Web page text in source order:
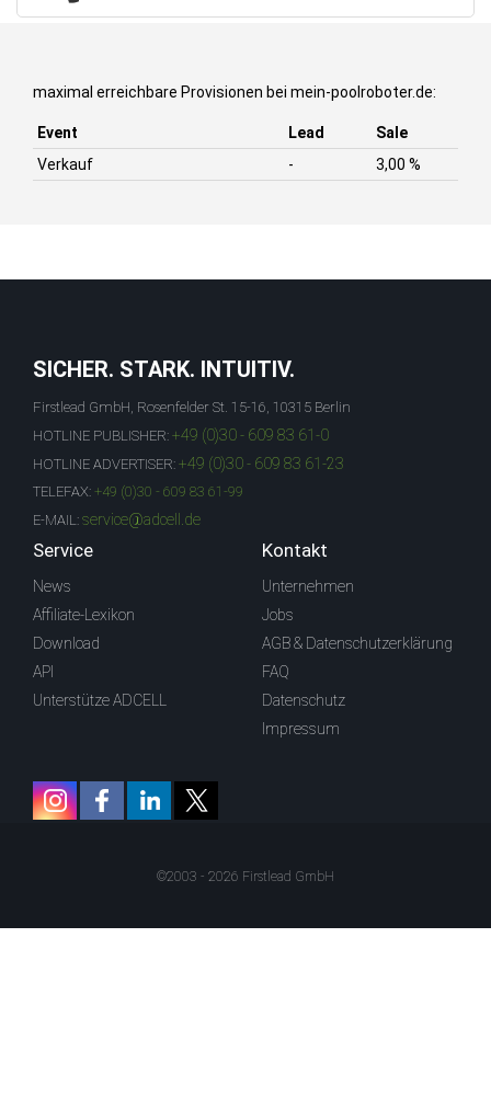
maximal erreichbare Provisionen bei mein-poolroboter.de:
Event Lead
Sale
Verkauf
- 3,00 %
SICHER. STARK. INTUITIV.
Firstlead GmbH, Rosenfelder St. 15-16, 10315 Berlin
HOTLINE PUBLISHER: +49 (0)30 - 609 83 61-0
HOTLINE ADVERTISER: +49 (0)30 - 609 83 61-23
TELEFAX: +49 (0)30 - 609 83 61-99
E-MAIL: service@adcell.de
Service
News
Affiliate-Lexikon
Download
API
Unterstütze ADCELL
Kontakt
Unternehmen
Jobs
AGB & Datenschutzerklärung
FAQ
Datenschutz
Impressum
©2003 - 2026 Firstlead GmbH